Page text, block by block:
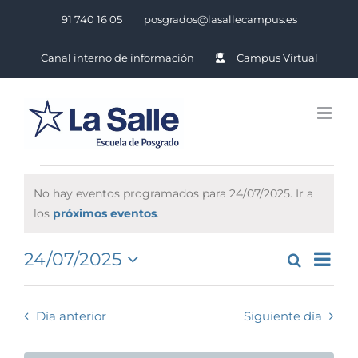
91 740 16 05 posgrados@lasallecampus.es
Canal interno de información Campus Virtual
Eventos
for
24/07/2025
Notice
No hay eventos programados para 24/07/2025. Ir a
los próximos eventos.
Buscar
de
de
Día
24/07/2025
Seleccionar
Día anterior Siguiente día